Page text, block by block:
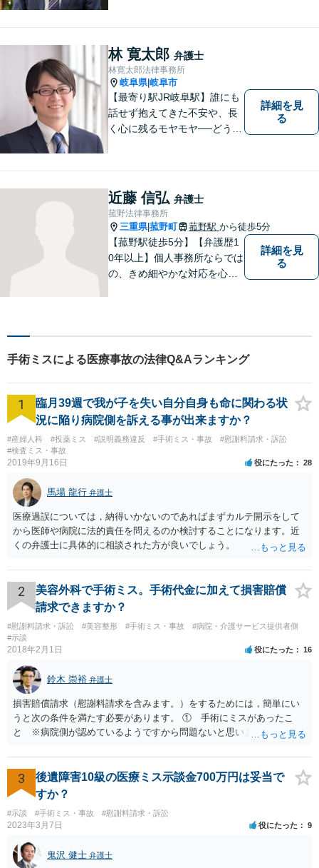
林 寛太郎 弁護士
林寛太郎法律事務所
岐阜県|岐阜市
【最寄り駅JR岐阜駅】誰にも
話せず抱えてきた不安や、長
く心に残るモヤモヤ──どうぞ
いながら、これからの一歩を
一緒に見つけていきます。
【丁寧なヒアリング】【地域
密着型の法律事務所】
詳細を見
る
近藤 信弘 弁護士
菰野法律事務所
三重県|菰野町 菰野駅 から徒歩5分
【菰野駅徒歩5分】【弁護歴1
0年以上】個人事務所ならでは
の、きめ細やかな対応を心が
行います！【完全個室】
詳細を見
る
手術ミスによる医療事故の法律Q&Aランキング
1
臨月39週で我が子を失い自分自身も命に関わる状
況に陥り病院側を訴える事が出来ますか？
#産婦人科 #投薬ミス #説明義務違反 #手術ミス・事故
#慰謝料請求・訴訟
#検査ミス・事故
2019年9月16日 役にたった 28
馬場 龍行 弁護士
医療過誤については，納得いかないのであればまずカルテ開示をして
から医師や病院に法的責任を問えるのか検討することになります。近
くの弁護士に具体的に相談された方が良いでしょう。
2
美容外科で手術ミス。手術代金に加えて損害賠償
請求できますか？
#慰謝料請求・訴訟 #美容整形 #手術ミス・事故
#病院・介護サービス提供者側
#示談
2018年2月1日 役にたった 16
鈴木 崇裕 弁護士
損害賠償請求（慰謝料請求を含みます。）をするためには，簡単にい
うと次の条件を満たす必要があります。 ① 手術にミスがあったこ
と ※病院側が認めているようですから問題ないと思います。 ② 手
術のミスの「せいで」マスクが外せなくなったこと ④ 仕事を休まな
ければならなくなった「せいで」休業損害が発生したこと ⑤ マスク
を外せなくなった「せいで」経済的に評価できる精神的な損害が発生
したこと 「せいで」と強調した点が，内藤先生のご指摘なさる「相当
因果関係」です。 手術のミスと関係のないことまでは責任追及ができ
ないということです。 手術のミスの結果，手術前と比べて見た目が著
しく悪くなってしまったとか， 手術のミスの結果，入院期間が延びて
しまったとかいう事情があれば， 追加請求が可能な余地があります。
3
後遺障害10級の医療ミス示談金700万円は妥当で
すか？
#示談 #手術ミス・事故 #慰謝料請求・訴訟
2023年3月7日 役にたった 9
鬼沢 健士 弁護士